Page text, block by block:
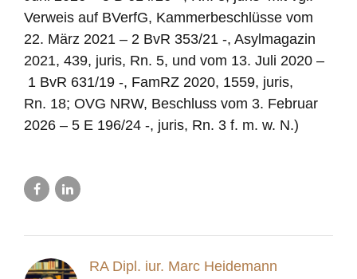
Verweis auf BVerfG, Kammerbeschlüsse vom
22. März 2021 – 2 BvR 353/21 -, Asylmagazin
2021, 439, juris, Rn. 5, und vom 13. Juli 2020 –
1 BvR 631/19 -, FamRZ 2020, 1559, juris,
Rn. 18; OVG NRW, Beschluss vom 3. Februar
2026 – 5 E 196/24 -, juris, Rn. 3 f. m. w. N.)
RA Dipl. iur. Marc Heidemann